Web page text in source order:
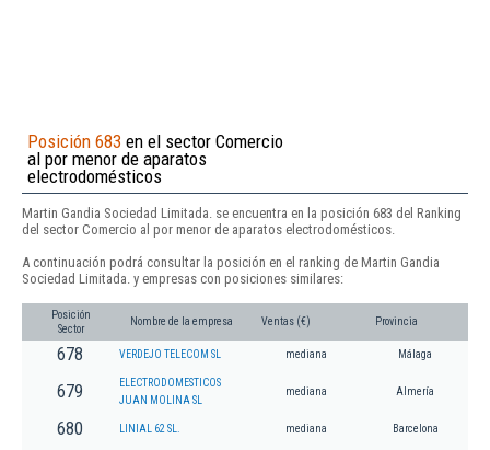
Posición 683 en el sector Comercio
al por menor de aparatos
electrodomésticos
Martin Gandia Sociedad Limitada. se encuentra en la posición 683 del Ranking
del sector Comercio al por menor de aparatos electrodomésticos.
A continuación podrá consultar la posición en el ranking de Martin Gandia
Sociedad Limitada. y empresas con posiciones similares:
Posición
Sector
Nombre de la empresa Ventas (€) Provincia
678 VERDEJO TELECOM SL mediana Málaga
679
ELECTRODOMESTICOS
JUAN MOLINA SL
mediana Almería
680 LINIAL 62 SL. mediana Barcelona